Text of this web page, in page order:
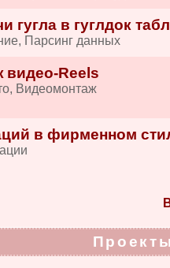
в гуглдок
Парсинг данных
видео-Reels
Видеомонтаж
в фирменном